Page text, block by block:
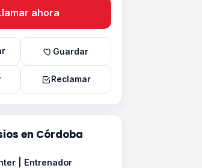
ahora
Guardar
Reclamar
en Córdoba
| Entrenador